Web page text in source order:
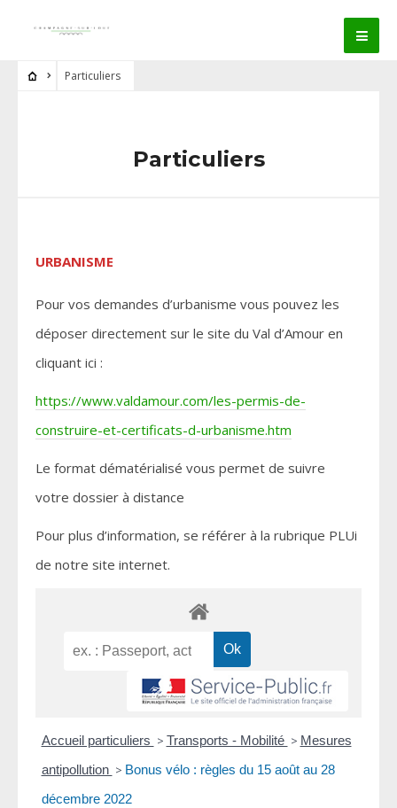
Particuliers
Particuliers
URBANISME
Pour vos demandes d’urbanisme vous pouvez les
déposer directement sur le site du Val d’Amour en
cliquant ici :
https://www.valdamour.com/les-permis-de-
construire-et-certificats-d-urbanisme.htm
Le format dématérialisé vous permet de suivre
votre dossier à distance
Pour plus d’information, se référer à la rubrique PLUi
de notre site internet.
Accueil particuliers > Transports - Mobilité > Mesures
antipollution > Bonus vélo : règles du 15 août au 28
décembre 2022